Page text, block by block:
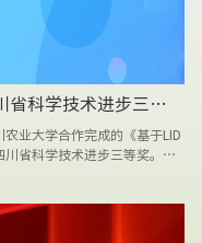
【喜报】环美股份科研成果喜获四川省科学技术进步三等奖
业大学合作完成的《基于LID
省科学技术进步三等奖。四